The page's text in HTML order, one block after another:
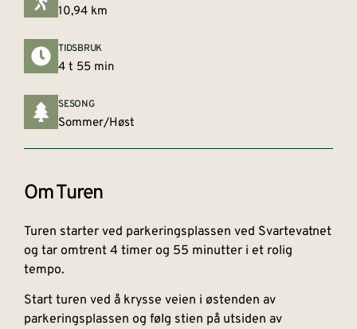
10,94 km
TIDSBRUK
4 t 55 min
SESONG
Sommer/Høst
Om Turen
Turen starter ved parkeringsplassen ved Svartevatnet
og tar omtrent 4 timer og 55 minutter i et rolig
tempo.
Start turen ved å krysse veien i østenden av
parkeringsplassen og følg stien på utsiden av